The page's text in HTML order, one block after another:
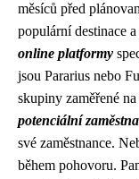
měsíců před
populární destinace
online platformy
jsou Pararius nebo
skupiny zaměřené
potenciální
své zaměstnance.
během pohovoru.